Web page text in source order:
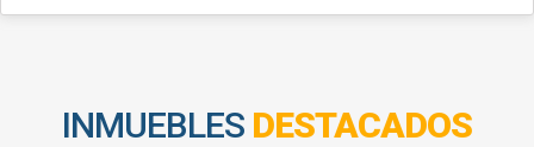
INMUEBLES DESTACADOS